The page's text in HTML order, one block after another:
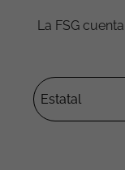
La FSG